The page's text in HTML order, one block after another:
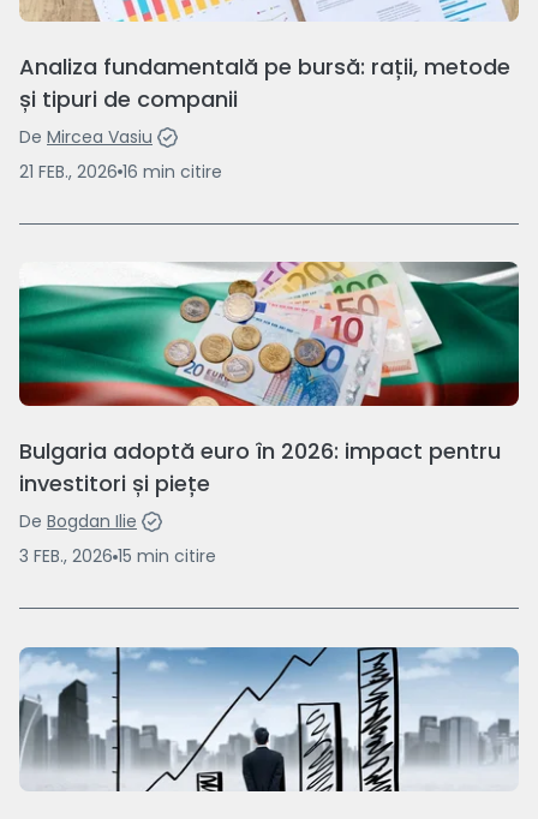
Analiza fundamentală pe bursă: rații, metode
și tipuri de companii
De Mircea Vasiu
21 FEB., 2026 16 min citire
Bulgaria adoptă euro în 2026: impact pentru
investitori și piețe
De Bogdan Ilie
3 FEB., 2026 15 min citire